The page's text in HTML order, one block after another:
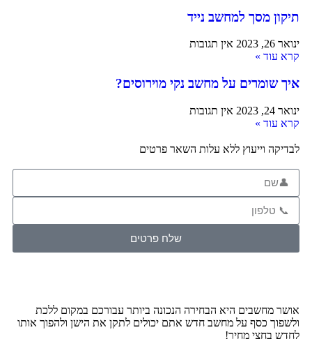
תיקון מסך למחשב נייד
ינואר 26, 2023
אין תגובות
קרא עוד »
איך שומרים על מחשב נקי מוירוסים?
ינואר 24, 2023
אין תגובות
קרא עוד »
לבדיקה וייעוץ ללא עלות השאר פרטים
שלח פרטים
אושר מחשבים היא הבחירה הנכונה ביותר עבורכם במקום ללכת
ולשפוך כסף על מחשב חדש אתם יכולים לתקן את הישן ולהפוך אותו
לחדש בחצי מחיר!